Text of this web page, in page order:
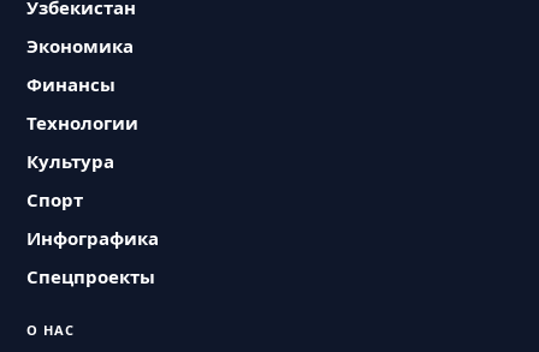
Узбекистан
Экономика
Финансы
Технологии
Культура
Спорт
Инфографика
Спецпроекты
О НАС